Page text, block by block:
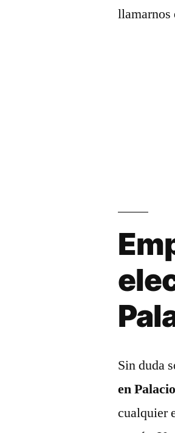
llamarnos
Sin duda
en
cualquier